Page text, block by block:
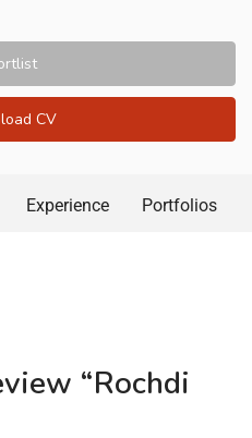
CV
Experience Portfolios
“Rochdi